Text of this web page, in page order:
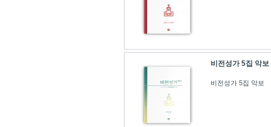
비전성가 5집 악보
비전성가 5집 악보